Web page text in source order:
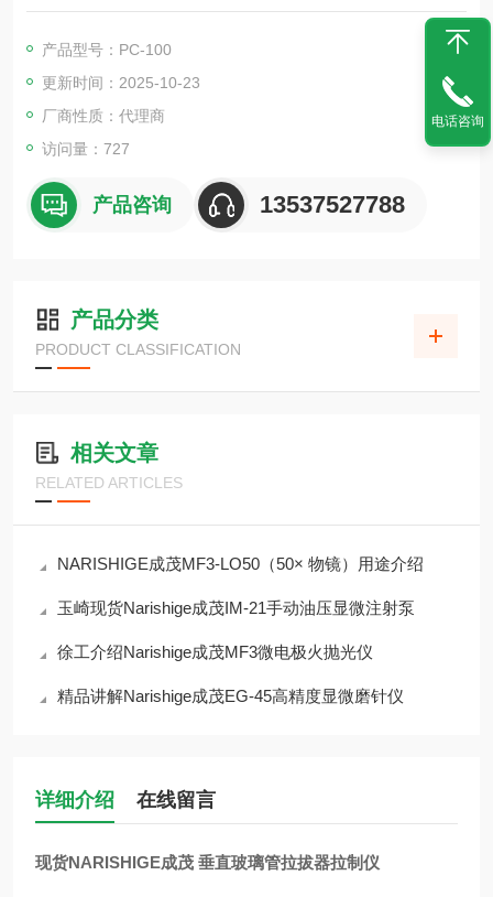
产品型号：PC-100
更新时间：2025-10-23
厂商性质：代理商
访问量：727
产品咨询 13537527788
产品分类
PRODUCT CLASSIFICATION
相关文章
RELATED ARTICLES
NARISHIGE成茂MF3-LO50（50× 物镜）用途介绍
玉崎现货Narishige成茂IM-21手动油压显微注射泵
徐工介绍Narishige成茂MF3微电极火抛光仪
精品讲解Narishige成茂EG-45高精度显微磨针仪
详细介绍 在线留言
现货NARISHIGE成茂 垂直玻璃管拉拔器拉制仪
电话咨询